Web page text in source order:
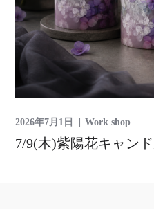
2026年7月1日 Work shop
7/9(木)紫陽花キャン